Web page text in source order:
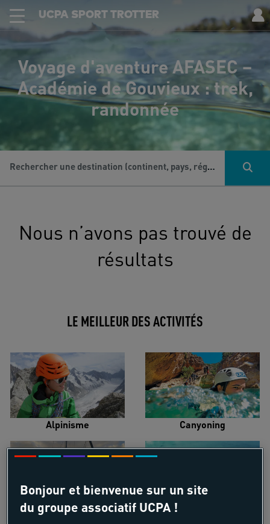
UCPA SPORT TROTTER
Voyage d'aventure AFASEC –
Académie de Gouvieux : trek,
randonnée
Rechercher une destination (continent, pays, région...), une activité...
Nous n’avons pas trouvé de
résultats
LE MEILLEUR DES ACTIVITÉS
Alpinisme Canyoning
Croisière voilier Kayak de mer
Bonjour et bienvenue sur un site
du groupe associatif UCPA !